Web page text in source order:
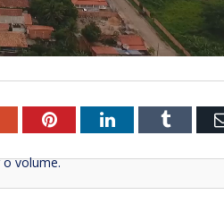
o volume.
PinterestLinkedInTumblr